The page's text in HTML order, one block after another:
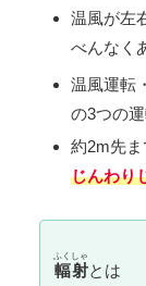
温風が左
べんなく
温風運転・
の3つの
約2m先
じんわり
輻射
ふくしゃ
とは